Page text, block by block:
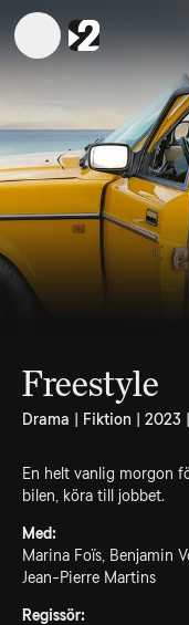
Freestyle
Drama | Fiktion | 2023
En helt vanlig morgon
bilen, köra till jobbet.
Med:
Marina Foïs, Benjamin
Jean-Pierre Martins
Regissör: